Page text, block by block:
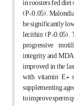
in roosters fed
(P<0.05).
be significantly
lecithin (P<0.05).
progressive
integrity and
improved in the
with vitamin E+
supplementing
to improve sperm